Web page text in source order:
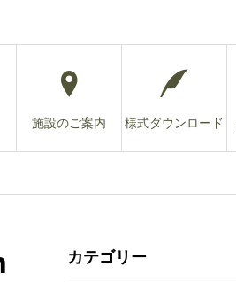
施設のご案内 様式ダウンロード
カテゴリー